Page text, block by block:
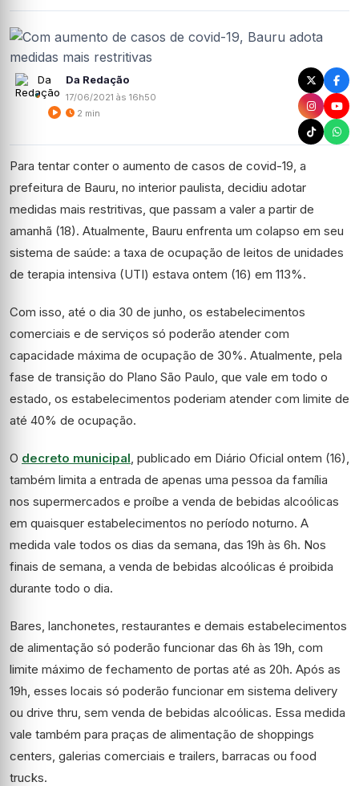
Da Redação
17/06/2021 às 16h50
2 min
Para tentar conter o aumento de casos de covid-19, a
prefeitura de Bauru, no interior paulista, decidiu adotar
medidas mais restritivas, que passam a valer a partir de
amanhã (18). Atualmente, Bauru enfrenta um colapso em seu
sistema de saúde: a taxa de ocupação de leitos de unidades
de terapia intensiva (UTI) estava ontem (16) em 113%.
Com isso, até o dia 30 de junho, os estabelecimentos
comerciais e de serviços só poderão atender com
capacidade máxima de ocupação de 30%. Atualmente, pela
fase de transição do Plano São Paulo, que vale em todo o
estado, os estabelecimentos poderiam atender com limite de
até 40% de ocupação.
O decreto municipal, publicado em Diário Oficial ontem (16),
também limita a entrada de apenas uma pessoa da família
nos supermercados e proíbe a venda de bebidas alcoólicas
em quaisquer estabelecimentos no período noturno. A
medida vale todos os dias da semana, das 19h às 6h. Nos
finais de semana, a venda de bebidas alcoólicas é proibida
durante todo o dia.
Bares, lanchonetes, restaurantes e demais estabelecimentos
de alimentação só poderão funcionar das 6h às 19h, com
limite máximo de fechamento de portas até as 20h. Após as
19h, esses locais só poderão funcionar em sistema delivery
ou drive thru, sem venda de bebidas alcoólicas. Essa medida
vale também para praças de alimentação de shoppings
centers, galerias comerciais e trailers, barracas ou food
trucks.